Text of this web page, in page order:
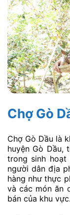
Chợ Gò
Chợ Gò Dầu là
huyện Gò Dầu,
trong sinh hoạt
người dân địa
hàng như thực
và các món ăn
bán của khu vực.